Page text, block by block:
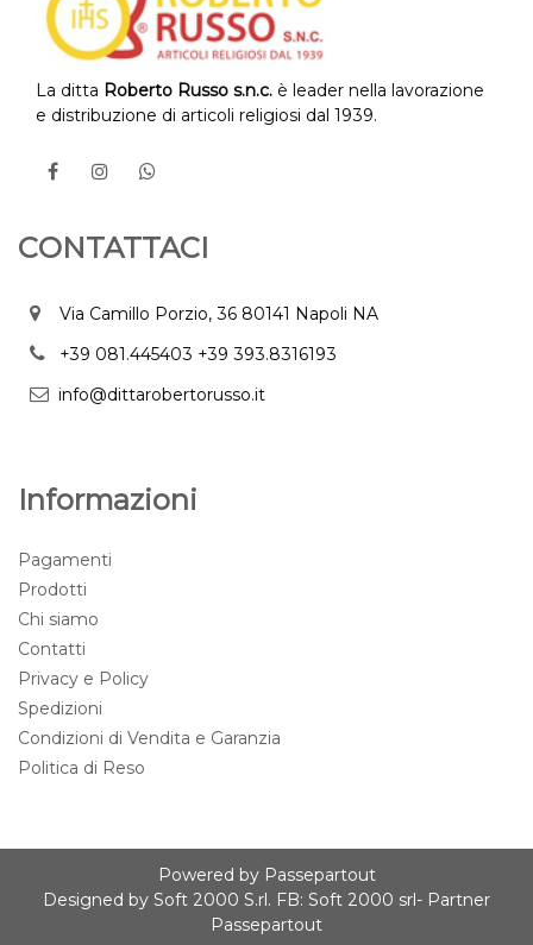
La ditta Roberto Russo s.n.c. è leader nella lavorazione
e distribuzione di articoli religiosi dal 1939.
CONTATTACI
Via Camillo Porzio, 36 80141 Napoli NA
+39 081.445403 +39 393.8316193
info@dittarobertorusso.it
Informazioni
Pagamenti
Prodotti
Chi siamo
Contatti
Privacy e Policy
Spedizioni
Condizioni di Vendita e Garanzia
Politica di Reso
Powered by Passepartout
Designed by Soft 2000 S.rl. FB: Soft 2000 srl- Partner
Passepartout